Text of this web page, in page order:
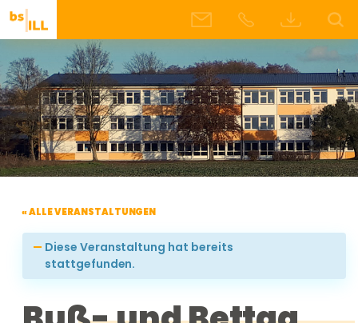
« ALLE VERANSTALTUNGEN
Diese Veranstaltung hat bereits
stattgefunden.